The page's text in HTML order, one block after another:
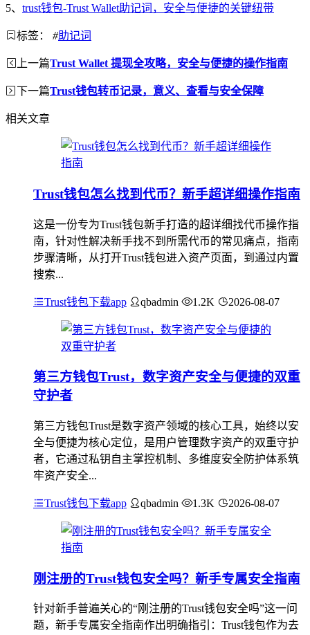
5、 trust钱包-Trust Wallet助记词，安全与便捷的关键纽带
标签： #助记词
上一篇Trust Wallet 提现全攻略，安全与便捷的操作指南
下一篇Trust钱包转币记录，意义、查看与安全保障
相关文章
Trust钱包怎么找到代币？新手超详细操作指南
这是一份专为Trust钱包新手打造的超详细找代币操作指
南，针对性解决新手找不到所需代币的常见痛点，指南
步骤清晰，从打开Trust钱包进入资产页面，到通过内置
搜索...
Trust钱包下载app qbadmin 1.2K 2026-08-07
第三方钱包Trust，数字资产安全与便捷的双重
守护者
第三方钱包Trust是数字资产领域的核心工具，始终以安
全与便捷为核心定位，是用户管理数字资产的双重守护
者，它通过私钥自主掌控机制、多维度安全防护体系筑
牢资产安全...
Trust钱包下载app qbadmin 1.3K 2026-08-07
刚注册的Trust钱包安全吗？新手专属安全指南
针对新手普遍关心的“刚注册的Trust钱包安全吗”这一问
题，新手专属安全指南作出明确指引：Trust钱包作为去